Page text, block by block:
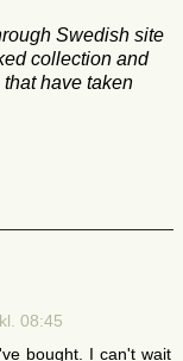
Swedish site
collection and
have taken
08:45
bought. I can't wait